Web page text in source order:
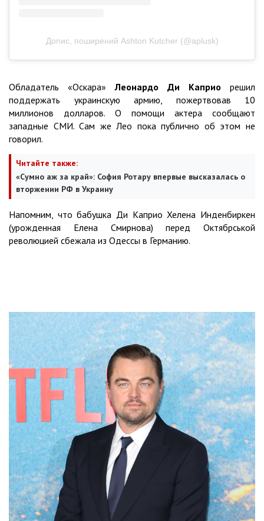
Допис, поширений Ashton Kutcher (@aplusk)
Обладатель «Оскара»Леонардо Ди Каприо решил
поддержать украинскую армию, пожертвовав 10
миллионов долларов. О помощи актера сообщают
западные СМИ. Сам же Лео пока публично об этом не
говорил.
Читайте также:
«Сумно аж за край»: София Ротару впервые высказалась о
вторжении РФ в Украину
Напомним, что бабушка Ди Каприо Хелена Инденбиркен
(урожденная Елена Смирнова) перед Октябрськой
революцией сбежала из Одессы в Германию.